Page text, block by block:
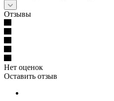
Отзывы
Нет оценок
Оставить отзыв